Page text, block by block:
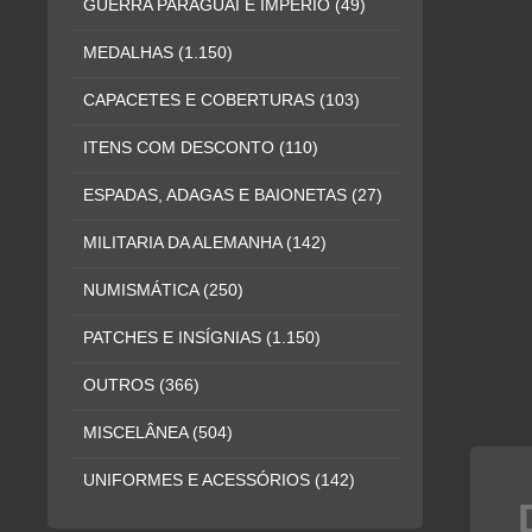
GUERRA PARAGUAI E IMPÉRIO (49)
MEDALHAS (1.150)
CAPACETES E COBERTURAS (103)
ITENS COM DESCONTO (110)
ESPADAS, ADAGAS E BAIONETAS (27)
MILITARIA DA ALEMANHA (142)
NUMISMÁTICA (250)
PATCHES E INSÍGNIAS (1.150)
OUTROS (366)
MISCELÂNEA (504)
UNIFORMES E ACESSÓRIOS (142)